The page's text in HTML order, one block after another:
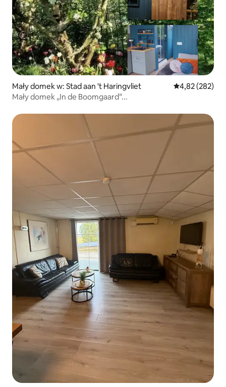
Mały domek w: Stad aan 't Haringvliet Średnia
4,82 (282)
Mały domek „In de Boomgaard”...